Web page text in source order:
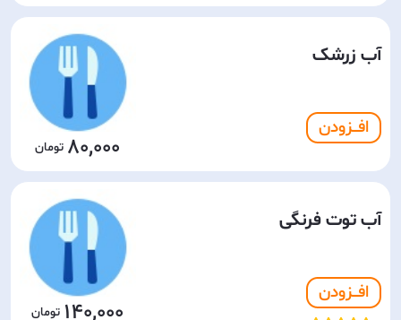
آب زرشک
افـــزودن
80,000
آب توت فرنگی
افـــزودن
140,000